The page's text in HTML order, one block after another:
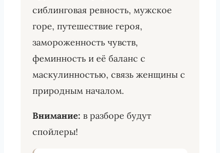
сиблинговая ревность, мужское
горе, путешествие героя,
замороженность чувств,
феминность и её баланс с
маскулинностью, связь женщины с
природным началом.
Внимание: в разборе будут
спойлеры!